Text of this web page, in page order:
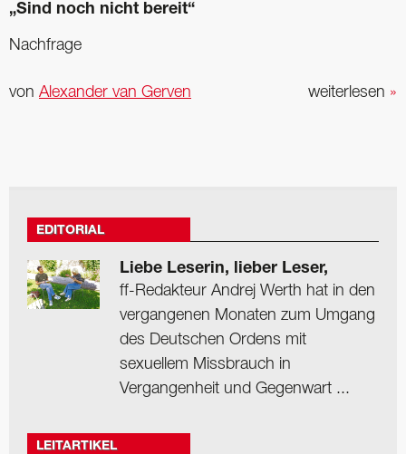
„Sind noch nicht bereit“
Nachfrage
weiterlesen »
von Alexander van Gerven
EDITORIAL
Liebe Leserin, lieber Leser,
ff-Redakteur Andrej Werth hat in den
vergangenen Monaten zum Umgang
des Deutschen Ordens mit
sexuellem Missbrauch in
Vergangenheit und Gegenwart ...
LEITARTIKEL